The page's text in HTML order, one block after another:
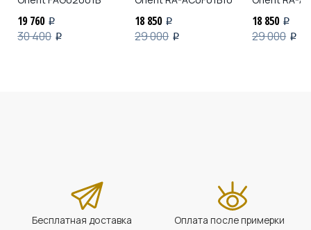
19 760 i
30 400 i
18 850 i
29 000 i
18 850 i
29 000 i
Бесплатная доставка Оплата после примерки